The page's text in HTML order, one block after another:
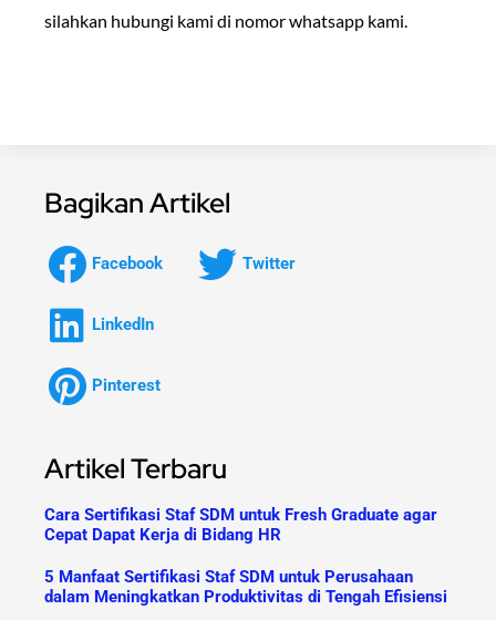
silahkan hubungi kami di nomor whatsapp kami.
Bagikan Artikel
Facebook Twitter
LinkedIn
Pinterest
Artikel Terbaru
Cara Sertifikasi Staf SDM untuk Fresh Graduate agar
Cepat Dapat Kerja di Bidang HR
5 Manfaat Sertifikasi Staf SDM untuk Perusahaan
dalam Meningkatkan Produktivitas di Tengah Efisiensi